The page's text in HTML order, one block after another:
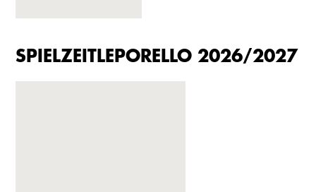
SPIELZEITLEPORELLO 2026/2027